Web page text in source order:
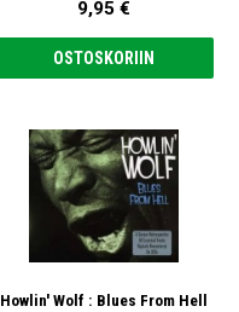
9,95 €
OSTOSKORIIN
Howlin' Wolf : Blues From Hell